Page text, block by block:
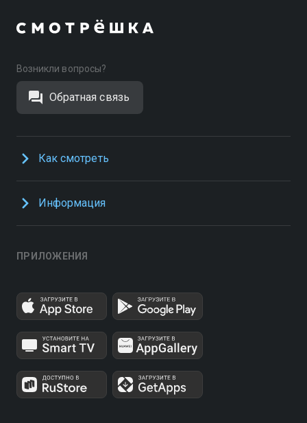
Возникли вопросы?
Обратная связь
Как смотреть
Информация
ПРИЛОЖЕНИЯ